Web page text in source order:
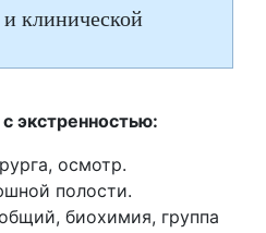
клинической
экстренностью:
осмотр.
полости.
биохимия, группа